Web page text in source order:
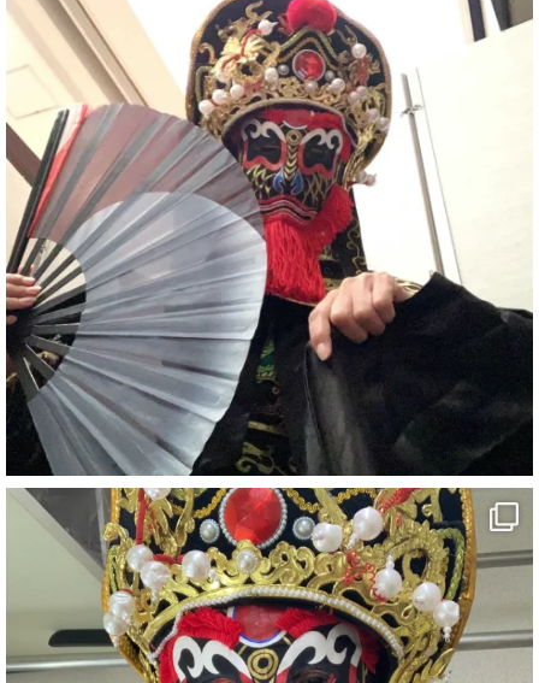
#イリュージョン
#和歌山県
#白浜町
#変面ショー
#イベント
#宴会
#余興
2 X
さらに読み込む